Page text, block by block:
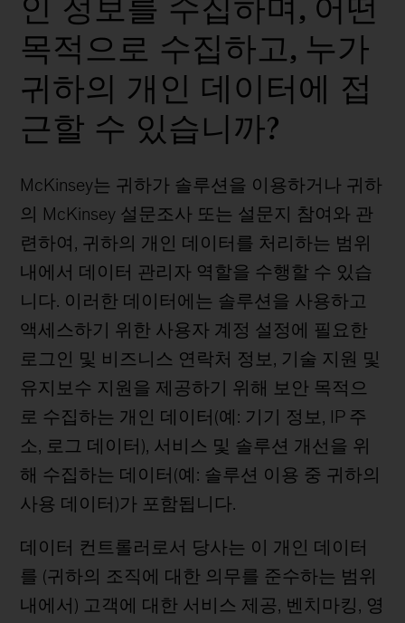
목적으로 수집하고, 누가
귀하의 개인 데이터에 접
근할 수 있습니까?
McKinsey는 귀하가 솔루션을 이용하거나 귀하
의 McKinsey 설문조사 또는 설문지 참여와 관
련하여, 귀하의 개인 데이터를 처리하는 범위
내에서 데이터 관리자 역할을 수행할 수 있습
니다. 이러한 데이터에는 솔루션을 사용하고
액세스하기 위한 사용자 계정 설정에 필요한
로그인 및 비즈니스 연락처 정보, 기술 지원 및
유지보수 지원을 제공하기 위해 보안 목적으
로 수집하는 개인 데이터(예: 기기 정보, IP 주
소, 로그 데이터), 서비스 및 솔루션 개선을 위
해 수집하는 데이터(예: 솔루션 이용 중 귀하의
사용 데이터)가 포함됩니다.
데이터 컨트롤러로서 당사는 이 개인 데이터
를 (귀하의 조직에 대한 의무를 준수하는 범위
내에서) 고객에 대한 서비스 제공, 벤치마킹, 영